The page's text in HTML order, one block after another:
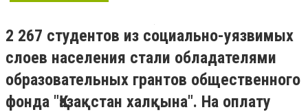
2 267 студентов из социально-уязвимых
слоев населения стали обладателями
образовательных грантов общественного
фонда "Қазақстан халқына". На оплату